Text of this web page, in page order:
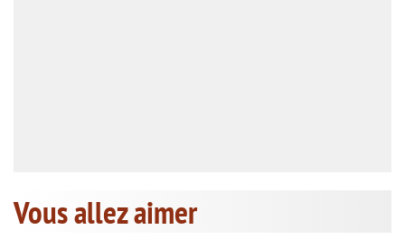
Vous allez aimer